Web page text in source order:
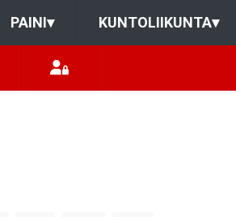
PAINI▾ KUNTOLIIKUNTA▾